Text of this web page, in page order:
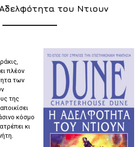
του Ντιουν
πλέον
των
της
κόσμο
κι